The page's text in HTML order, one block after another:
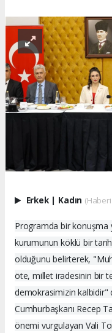
Erkek Kadın
Programda bir konuşma
kurumunun köklü bir
olduğunu belirterek,
öte, millet iradesinin bir
demokrasimizin kalbidir"
Cumhurbaşkanı Recep
önemi vurgulayan Vali